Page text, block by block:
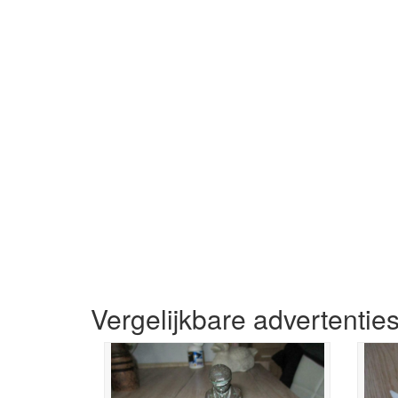
Vergelijkbare